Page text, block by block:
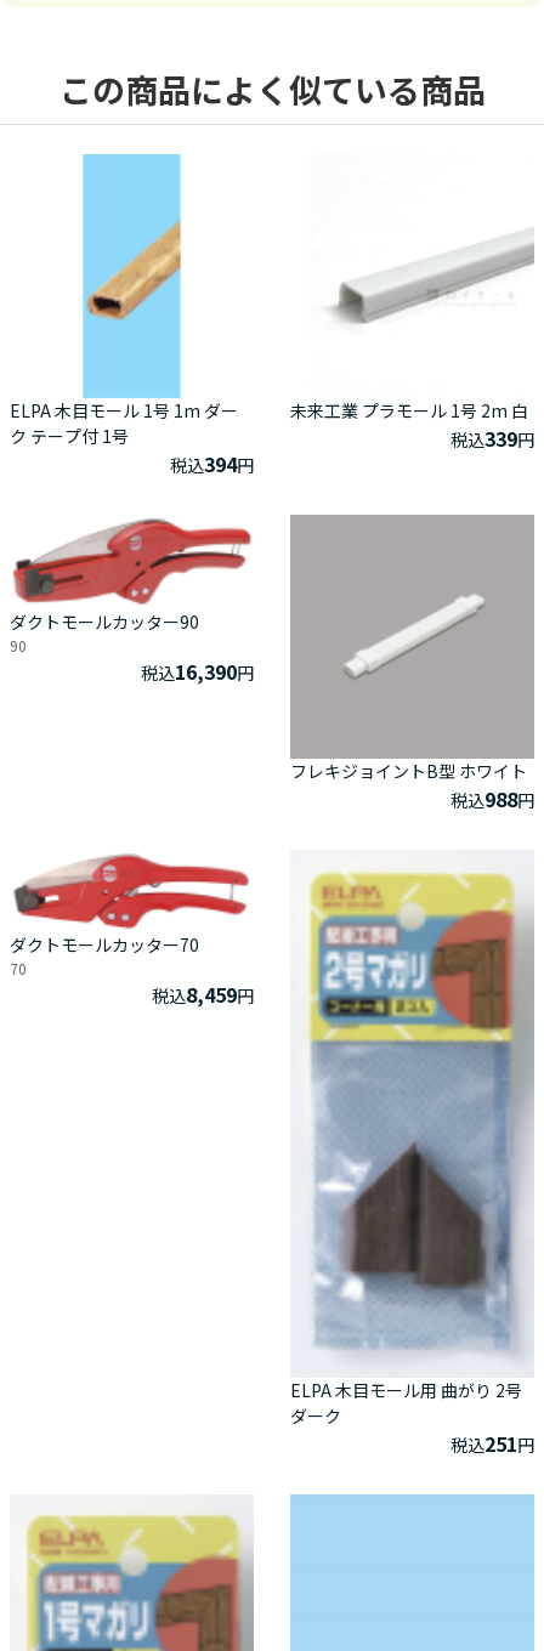
この商品によく似ている商品
ELPA 木目モール 1号 1m ダー
ク テープ付 1号
税込394円
未来工業 プラモール 1号 2m 白
税込339円
ダクトモールカッター90
90
税込16,390円
フレキジョイントB型 ホワイト
税込988円
ダクトモールカッター70
70
税込8,459円
ELPA 木目モール用 曲がり 2号
ダーク
税込251円